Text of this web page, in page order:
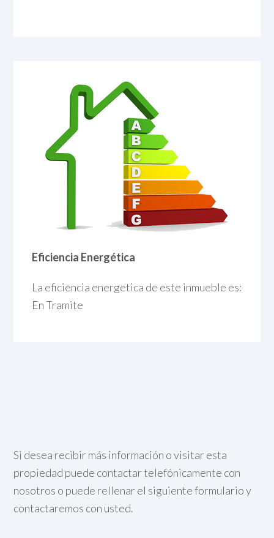
Eficiencia Energética
La eficiencia energetica de este inmueble es:
En Tramite
Si desea recibir más información o visitar esta
propiedad puede contactar telefónicamente con
nosotros o puede rellenar el siguiente formulario y
contactaremos con usted.